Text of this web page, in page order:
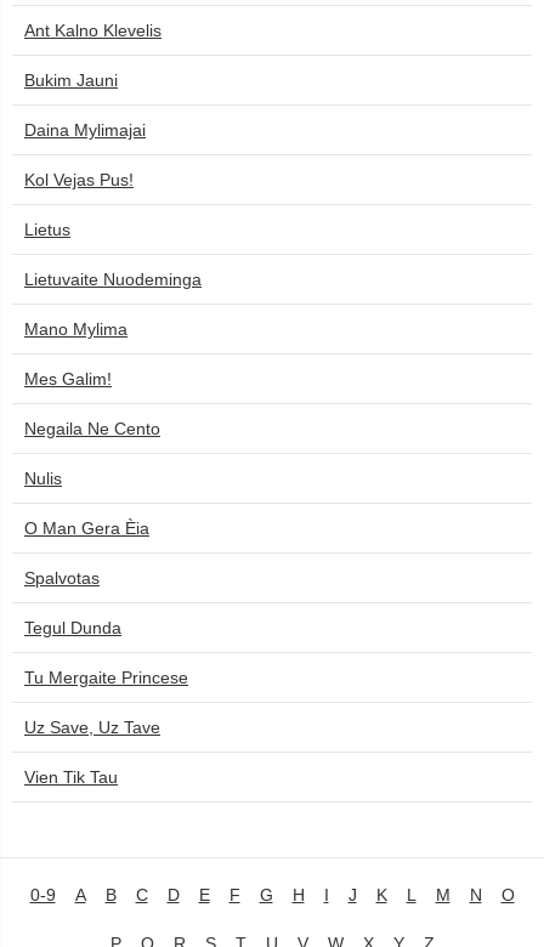
Ant Kalno Klevelis
Bukim Jauni
Daina Mylimajai
Kol Vejas Pus!
Lietus
Lietuvaite Nuodeminga
Mano Mylima
Mes Galim!
Negaila Ne Cento
Nulis
O Man Gera Èia
Spalvotas
Tegul Dunda
Tu Mergaite Princese
Uz Save, Uz Tave
Vien Tik Tau
0-9 A B C D E F G H I J K L M N O